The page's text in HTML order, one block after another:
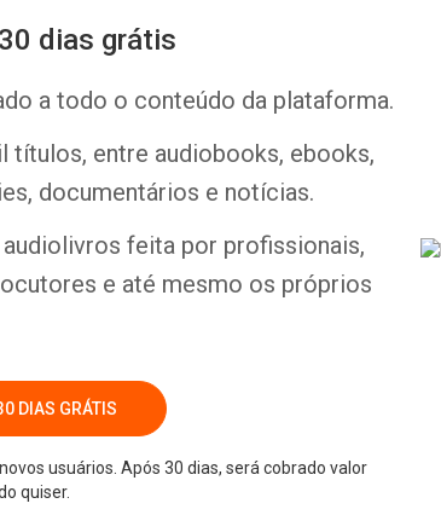
dias grátis
a todo o conteúdo da plataforma.
títulos, entre audiobooks, ebooks,
documentários e notícias.
feita por profissionais,
e até mesmo os próprios
DIAS GRÁTIS
usuários. Após 30 dias, será cobrado valor
quiser.
Whatsapp Facebook